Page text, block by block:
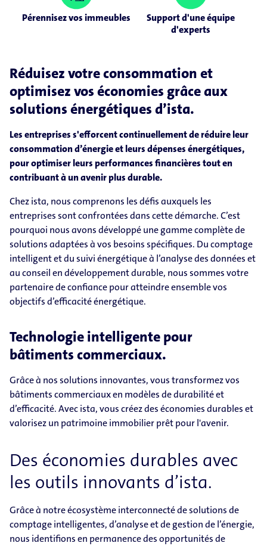
Pérennisez vos immeubles
Support d'une équipe
d'experts
Réduisez votre consommation et
optimisez vos économies grâce aux
solutions énergétiques d’ista.
Les entreprises s'efforcent continuellement de réduire leur
consommation d’énergie et leurs dépenses énergétiques,
pour optimiser leurs performances financières tout en
contribuant à un avenir plus durable.
Chez ista, nous comprenons les défis auxquels les
entreprises sont confrontées dans cette démarche. C’est
pourquoi nous avons développé une gamme complète de
solutions adaptées à vos besoins spécifiques. Du comptage
intelligent et du suivi énergétique à l’analyse des données et
au conseil en développement durable, nous sommes votre
partenaire de confiance pour atteindre ensemble vos
objectifs d’efficacité énergétique.
Technologie intelligente pour
bâtiments commerciaux.
Grâce à nos solutions innovantes, vous transformez vos
bâtiments commerciaux en modèles de durabilité et
d’efficacité. Avec ista, vous créez des économies durables et
valorisez un patrimoine immobilier prêt pour l'avenir.
Des économies durables avec
les outils innovants d’ista.
Grâce à notre écosystème interconnecté de solutions de
comptage intelligentes, d’analyse et de gestion de l’énergie,
nous identifions en permanence des opportunités de